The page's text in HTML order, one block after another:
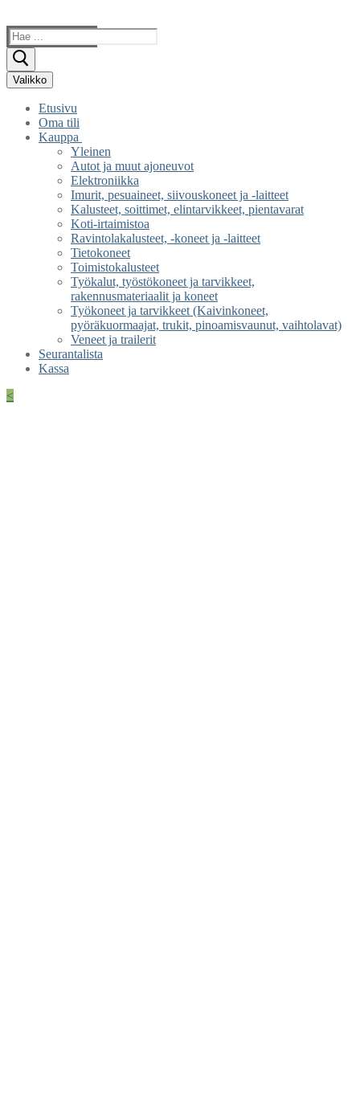
Hae:
Valikko
Etusivu
Oma tili
Kauppa
Yleinen
Autot ja muut ajoneuvot
Elektroniikka
Imurit, pesuaineet, siivouskoneet ja -laitteet
Kalusteet, soittimet, elintarvikkeet, pientavarat
Koti-irtaimistoa
Ravintolakalusteet, -koneet ja -laitteet
Tietokoneet
Toimistokalusteet
Työkalut, työstökoneet ja tarvikkeet,
rakennusmateriaalit ja koneet
Työkoneet ja tarvikkeet (Kaivinkoneet,
pyöräkuormaajat, trukit, pinoamisvaunut, vaihtolavat)
Veneet ja trailerit
Seurantalista
Kassa
<